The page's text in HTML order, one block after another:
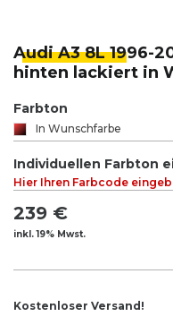
Audi A3 8L 1996-
hinten lackiert in
Farbton
In Wunschfarbe
Individuellen Farbton
Hier Ihren Farbcode
239 €
inkl. 19% Mwst.
Kostenloser Versand!